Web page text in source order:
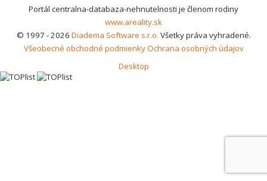
Portál centralna-databaza-nehnutelnosti je členom rodiny
www.areality.sk
© 1997 - 2026 Diadema Software s.r.o. Všetky práva vyhradené.
Všeobecné obchodné podmienkyOchrana osobných údajov
Desktop